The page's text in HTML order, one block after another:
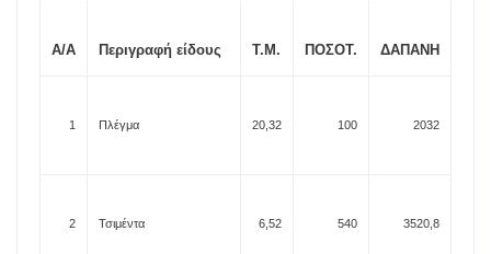
A/A Περιγραφή είδους Τ.Μ. ΠΟΣΟT. ΔΑΠΑΝΗ
1 Πλέγμα 20,32 100 2032
2 Τσιμέντα 6,52 540 3520,8